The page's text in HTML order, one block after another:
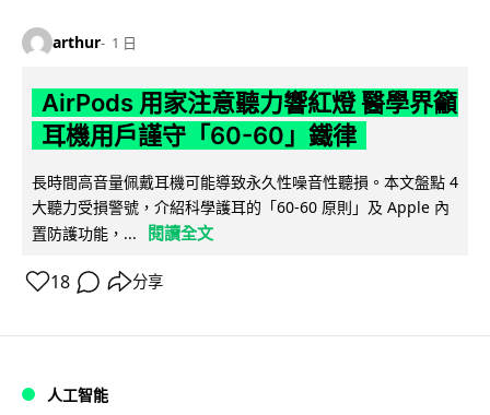
arthur 1 日
AirPods 用家注意聽力響紅燈 醫學界籲
耳機用戶謹守「60-60」鐵律
長時間高音量佩戴耳機可能導致永久性噪音性聽損。本文盤點 4
大聽力受損警號，介紹科學護耳的「60-60 原則」及 Apple 內
置防護功能，...
閱讀全文
18 分享
人工智能